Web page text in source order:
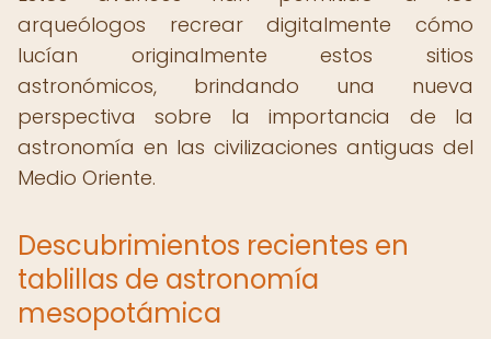
arqueólogos recrear digitalmente cómo
lucían originalmente estos sitios
astronómicos, brindando una nueva
perspectiva sobre la importancia de la
astronomía en las civilizaciones antiguas del
Medio Oriente.
Descubrimientos recientes en
tablillas de astronomía
mesopotámica